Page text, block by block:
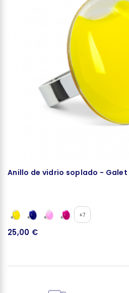
Anillo de vidrio soplado - Galet
+7
25,00 €